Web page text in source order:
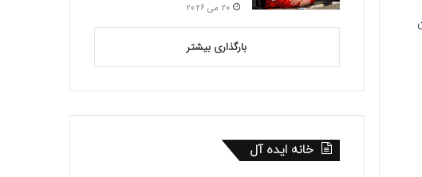
20 می 2026
بارگذاری بیشتر
خانه ایده آل